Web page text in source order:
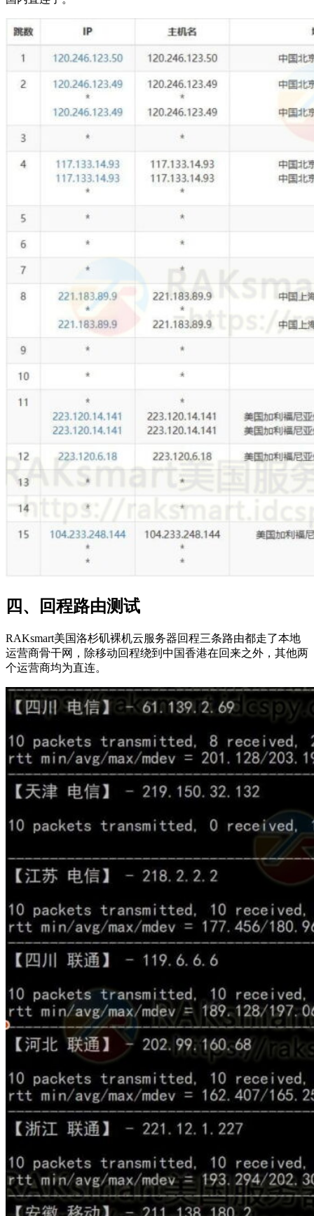
四、回程路由测试
RAKsmart美国洛杉矶裸机云服务器回程三条路由都走了本地
运营商骨干网，除移动回程绕到中国香港在回来之外，其他两
个运营商均为直连。